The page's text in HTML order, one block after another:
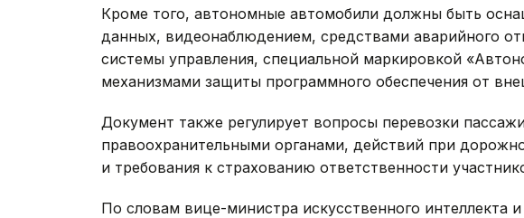
Кроме того, автономные автомобили должны быть
данных, видеонаблюдением, средствами аварийного
системы управления, специальной маркировкой
механизмами защиты программного обеспечения от
Документ также регулирует вопросы перевозки
правоохранительными органами, действий при
и требования к страхованию ответственности
По словам вице-министра искусственного интеллекта